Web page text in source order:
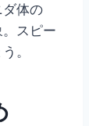
体の
。スピー
。